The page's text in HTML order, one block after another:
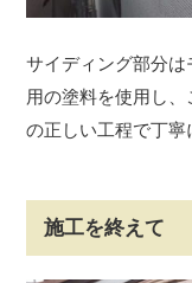
サイディング部分
用の塗料を使用し
の正しい工程で丁寧
施工を終えて